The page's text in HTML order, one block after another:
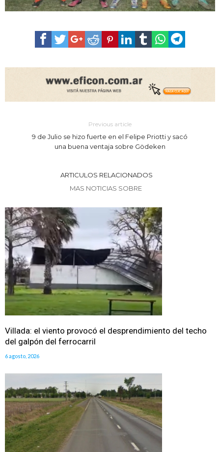
Previous article
9 de Julio se hizo fuerte en el Felipe Priotti y sacó
una buena ventaja sobre Gödeken
ARTICULOS RELACIONADOS
MAS NOTICIAS SOBRE
Villada: el viento provocó el desprendimiento del techo
del galpón del ferrocarril
6 agosto, 2026